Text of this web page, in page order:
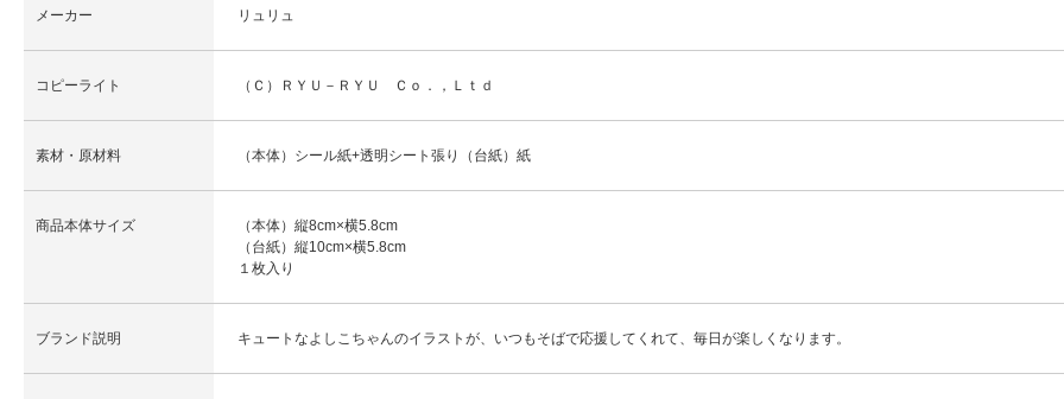
メーカー リュリュ
コピーライト （Ｃ）ＲＹＵ－ＲＹＵ Ｃｏ．，Ｌｔｄ
素材・原材料 （本体）シール紙+透明シート張り（台紙）紙
商品本体サイズ
（本体）縦8cm×横5.8cm
（台紙）縦10cm×横5.8cm
１枚入り
ブランド説明 キュートなよしこちゃんのイラストが、いつもそばで応援してくれて、毎日が楽しくなります。